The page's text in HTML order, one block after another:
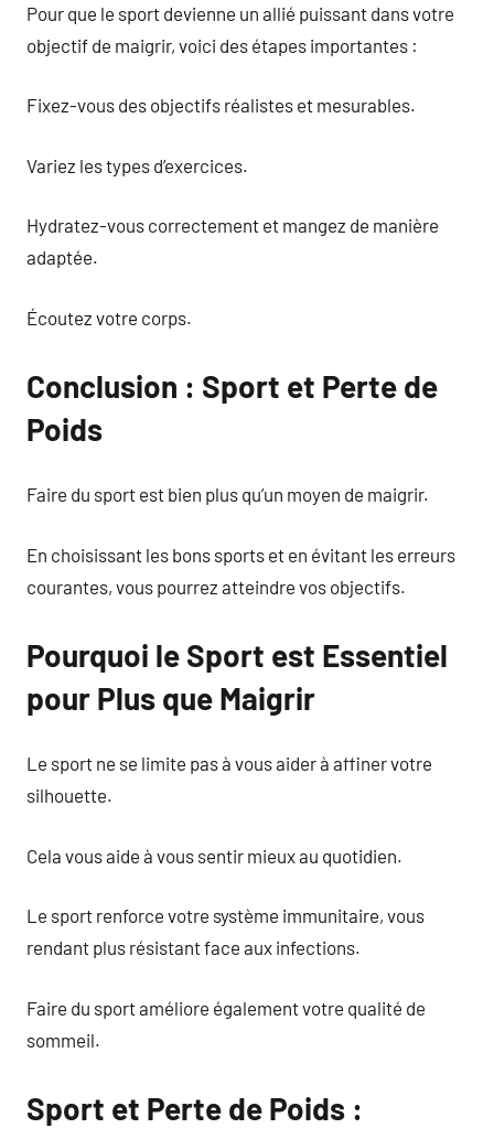
Pour que le sport devienne un allié puissant dans votre
objectif de maigrir, voici des étapes importantes :
Fixez-vous des objectifs réalistes et mesurables.
Variez les types d’exercices.
Hydratez-vous correctement et mangez de manière
adaptée.
Écoutez votre corps.
Conclusion : Sport et Perte de
Poids
Faire du sport est bien plus qu’un moyen de maigrir.
En choisissant les bons sports et en évitant les erreurs
courantes, vous pourrez atteindre vos objectifs.
Pourquoi le Sport est Essentiel
pour Plus que Maigrir
Le sport ne se limite pas à vous aider à affiner votre
silhouette.
Cela vous aide à vous sentir mieux au quotidien.
Le sport renforce votre système immunitaire, vous
rendant plus résistant face aux infections.
Faire du sport améliore également votre qualité de
sommeil.
Sport et Perte de Poids :